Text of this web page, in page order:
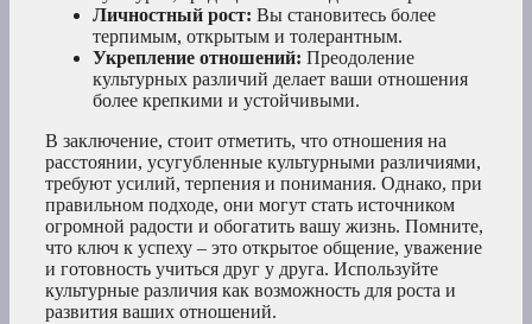
Личностный рост: Вы становитесь более
терпимым, открытым и толерантным.
Укрепление отношений: Преодоление
культурных различий делает ваши отношения
более крепкими и устойчивыми.
В заключение, стоит отметить, что отношения на
расстоянии, усугубленные культурными различиями,
требуют усилий, терпения и понимания. Однако, при
правильном подходе, они могут стать источником
огромной радости и обогатить вашу жизнь. Помните,
что ключ к успеху – это открытое общение, уважение
и готовность учиться друг у друга. Используйте
культурные различия как возможность для роста и
развития ваших отношений.